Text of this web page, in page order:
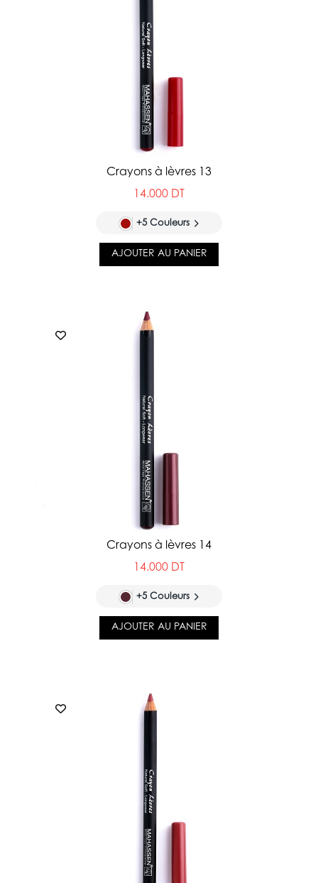
Crayons à lèvres 13
14.000 DT
+5 Couleurs
AJOUTER AU PANIER
Crayons à lèvres 14
14.000 DT
+5 Couleurs
AJOUTER AU PANIER